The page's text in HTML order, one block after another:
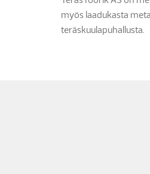
myös laadukasta
teräskuulapuhallusta.